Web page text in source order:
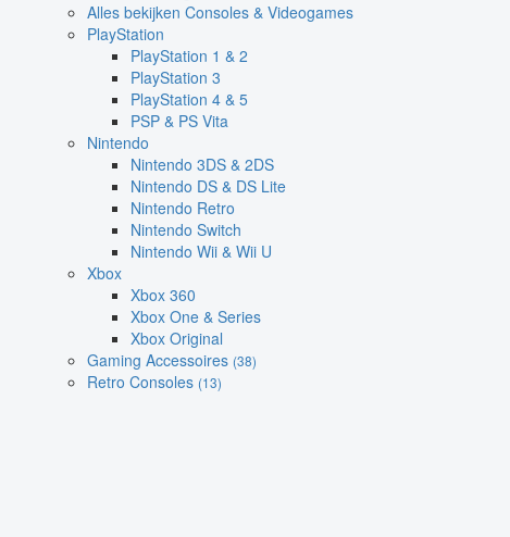
Alles bekijken Consoles & Videogames
PlayStation
PlayStation 1 & 2
PlayStation 3
PlayStation 4 & 5
PSP & PS Vita
Nintendo
Nintendo 3DS & 2DS
Nintendo DS & DS Lite
Nintendo Retro
Nintendo Switch
Nintendo Wii & Wii U
Xbox
Xbox 360
Xbox One & Series
Xbox Original
Gaming Accessoires (38)
Retro Consoles (13)